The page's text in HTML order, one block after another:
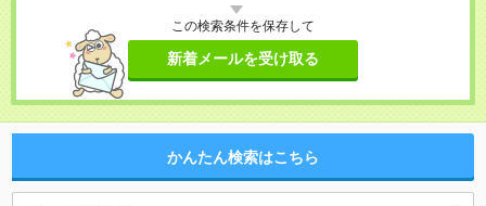
この検索条件を保存して
新着メールを受け取る
かんたん検索はこちら